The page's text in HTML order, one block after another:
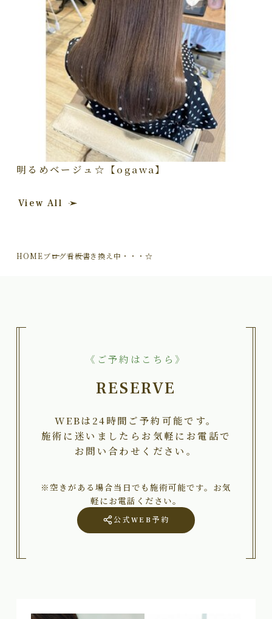
明るめベージュ☆【ogawa】
View All
HOMEブログ看板書き換え中・・・☆
《ご予約はこちら》
RESERVE
WEBは24時間ご予約可能です。
施術に迷いましたらお気軽にお電話で
お問い合わせください。
※空きがある場合当日でも施術可能です。お気
軽にお電話ください。
公式WEB予約